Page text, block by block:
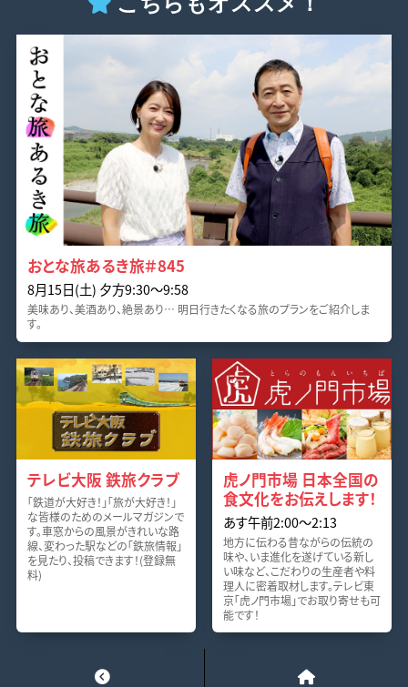
おとな旅あるき旅＃845
8月15日(土) 夕方9:30～9:58
美味あり、美酒あり、絶景あり… 明日行きたくなる旅のプランをご紹介しま
す。
テレビ大阪 鉄旅クラブ
「鉄道が大好き！」「旅が大好き！」
な皆様のためのメールマガジンで
す。車窓からの風景がきれいな路
線、変わった駅などの「鉄旅情報」
を見たり、投稿できます！(登録無
料)
虎ノ門市場 日本全国の
食文化をお伝えします！
あす午前2:00～2:13
地方に伝わる昔ながらの伝統の
味や、いま進化を遂げている新し
い味など、こだわりの生産者や料
理人に密着取材します。テレビ東
京「虎ノ門市場」でお取り寄せも可
能です！